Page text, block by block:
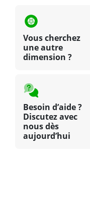
Vous cherchez
une autre
dimension ?
Besoin d’aide ?
Discutez avec
nous dès
aujourd’hui